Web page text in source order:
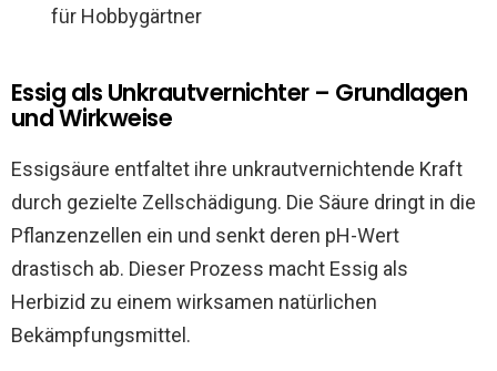
für Hobbygärtner
Essig als Unkrautvernichter – Grundlagen
und Wirkweise
Essigsäure entfaltet ihre unkrautvernichtende Kraft
durch gezielte Zellschädigung. Die Säure dringt in die
Pflanzenzellen ein und senkt deren pH-Wert
drastisch ab. Dieser Prozess macht Essig als
Herbizid zu einem wirksamen natürlichen
Bekämpfungsmittel.